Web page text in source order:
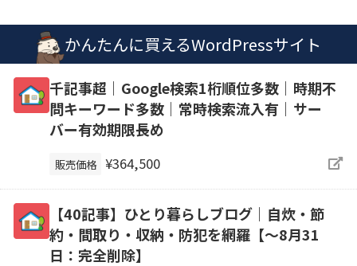
かんたんに買えるWordPressサイト
千記事超｜Google検索1桁順位多数｜時期不
問キーワード多数｜常時検索流入有｜サー
バー有効期限長め
販売価格 ¥364,500
【40記事】ひとり暮らしブログ｜自炊・節
約・間取り・収納・防犯を網羅【～8月31
日：完全削除】